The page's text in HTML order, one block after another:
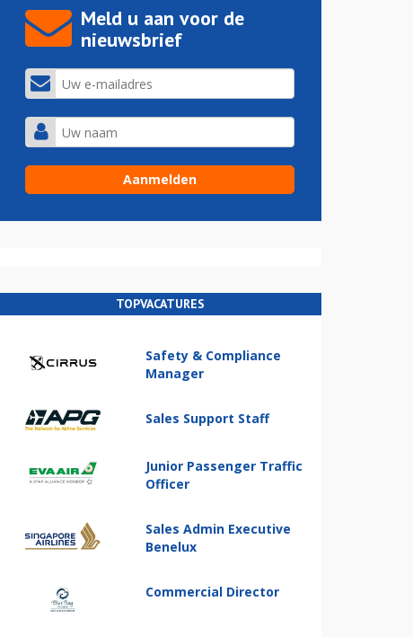
Meld u aan voor de
nieuwsbrief
TOPVACATURES
Safety & Compliance
Manager
Sales Support Staff
Junior Passenger Traffic
Officer
Sales Admin Executive
Benelux
Commercial Director